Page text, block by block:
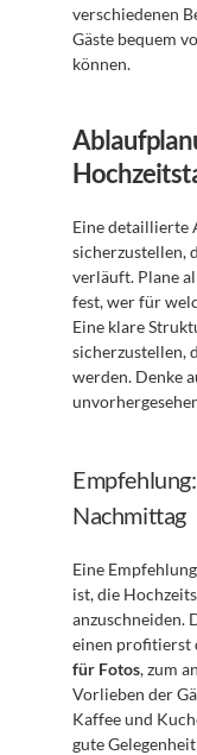
verschiedenen
Gäste bequem
können.
Eine detaillierte
sicherzustellen,
verläuft. Plane
fest, wer für
Eine klare
sicherzustellen,
werden. Denke
Nachmittag
Eine
ist, die
anzuschneiden.
einen profitierst
für Fotos, zum
Vorlieben der
Kaffee und
gute